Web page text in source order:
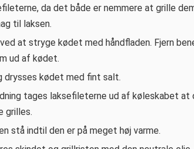
da det både er nemmere at grille
til laksen.
at stryge kødet med håndfladen. Fjern
ud af kødet.
drysses kødet med fint salt.
tages laksefileterne ud af køleskabet at
grilles.
stå indtil den er på meget høj varme.